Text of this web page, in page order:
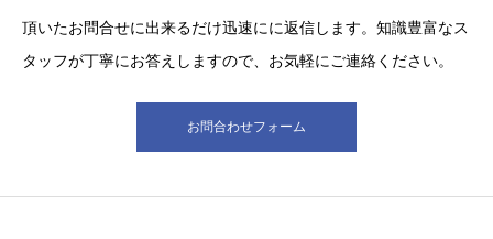
頂いたお問合せに出来るだけ迅速にに返信します。知識豊富なス
タッフが丁寧にお答えしますので、お気軽にご連絡ください。
お問合わせフォーム